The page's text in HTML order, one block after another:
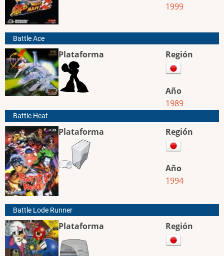
1999
Battle Ace
Plataforma Región
Año
1989
Battle Heat
Plataforma Región
Año
1994
Battle Lode Runner
Plataforma Región